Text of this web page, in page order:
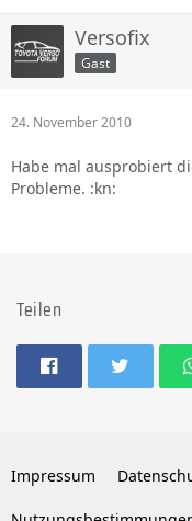
Versofix
Gast
24. November 2010
Habe mal ausprobiert
Probleme. :kn:
Teilen
Impressum